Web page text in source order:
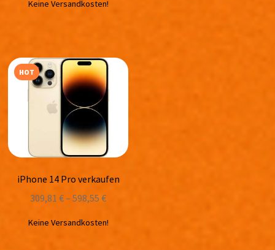
Keine Versandkosten!
HOT
iPhone 14 Pro verkaufen
309,81€–598,55€
Keine Versandkosten!